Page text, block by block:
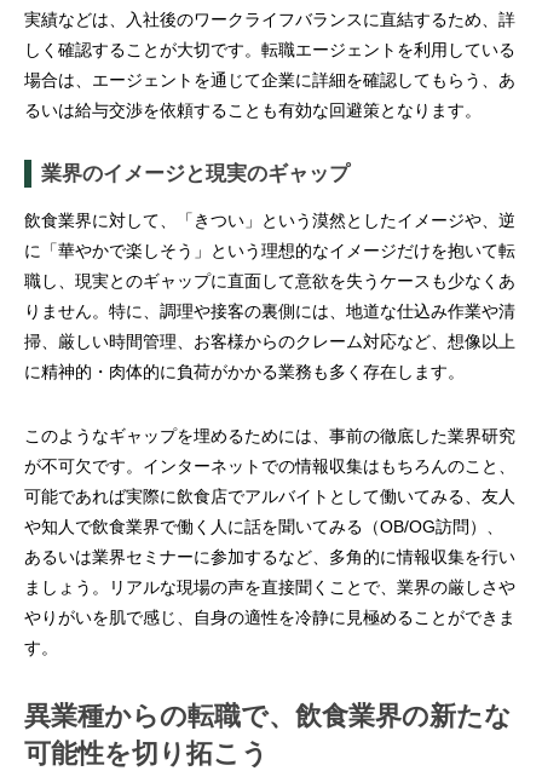
実績などは、入社後のワークライフバランスに直結するため、詳
しく確認することが大切です。転職エージェントを利用している
場合は、エージェントを通じて企業に詳細を確認してもらう、あ
るいは給与交渉を依頼することも有効な回避策となります。
業界のイメージと現実のギャップ
飲食業界に対して、「きつい」という漠然としたイメージや、逆
に「華やかで楽しそう」という理想的なイメージだけを抱いて転
職し、現実とのギャップに直面して意欲を失うケースも少なくあ
りません。特に、調理や接客の裏側には、地道な仕込み作業や清
掃、厳しい時間管理、お客様からのクレーム対応など、想像以上
に精神的・肉体的に負荷がかかる業務も多く存在します。
このようなギャップを埋めるためには、事前の徹底した業界研究
が不可欠です。インターネットでの情報収集はもちろんのこと、
可能であれば実際に飲食店でアルバイトとして働いてみる、友人
や知人で飲食業界で働く人に話を聞いてみる（OB/OG訪問）、
あるいは業界セミナーに参加するなど、多角的に情報収集を行い
ましょう。リアルな現場の声を直接聞くことで、業界の厳しさや
やりがいを肌で感じ、自身の適性を冷静に見極めることができま
す。
異業種からの転職で、飲食業界の新たな
可能性を切り拓こう